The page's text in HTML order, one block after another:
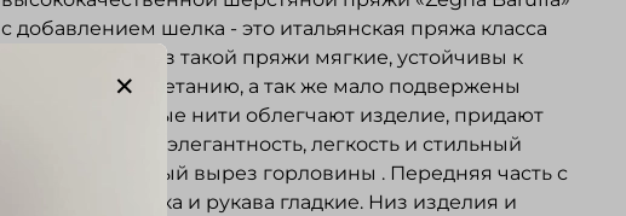
с добавлением шелка - это итальянская пряжа класса
люкс, изделия из такой пряжи мягкие, устойчивы к
пилингу и выцветанию, а так же мало подвержены
усадке. Шелковые нити облегчают изделие, придают
им изысканную элегантность, легкость и стильный
шарм. V образный вырез горловины . Передняя часть с
рисунком, спинка и рукава гладкие. Низ изделия и